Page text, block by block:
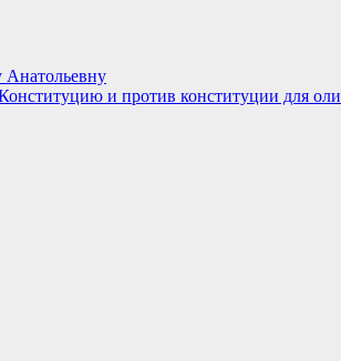
Анатольевну
и против конституции для